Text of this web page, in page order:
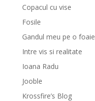
Copacul cu vise
Fosile
Gandul meu pe o foaie
Intre vis si realitate
Ioana Radu
Jooble
Krossfire’s Blog